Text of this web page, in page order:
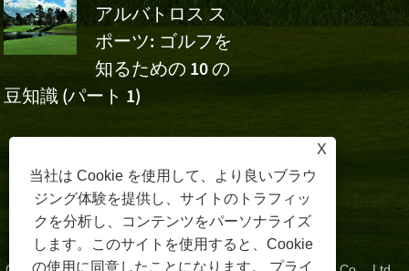
アルバトロス ス
ポーツ: ゴルフを
知るための 10 の
豆知識 (パート 1)
アルバト
X
当社は Cookie を使用して、より良いブラウ
ジング体験を提供し、サイトのトラフィッ
クを分析し、コンテンツをパーソナライズ
します。このサイトを使用すると、Cookie
の使用に同意したことになります。 プライ